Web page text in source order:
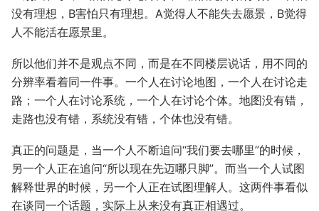
没有理想，B害怕只有理想。A觉得人不能失去愿景，B觉得
人不能活在愿景里。
所以他们并不是观点不同，而是在不同楼层说话，用不同的
分辨率看着同一件事。一个人在讨论地图，一个人在讨论走
路；一个人在讨论系统，一个人在讨论个体。地图没有错，
走路也没有错，系统没有错，个体也没有错。
真正的问题是，当一个人不断追问“我们要去哪里”的时候，
另一个人正在追问“所以现在先迈哪只脚”。而当一个人试图
解释世界的时候，另一个人正在试图理解人。这两件事看似
在谈同一个话题，实际上从来没有真正相遇过。